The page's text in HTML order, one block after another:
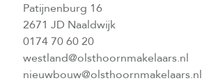
Patijnenburg 16
2671 JD Naaldwijk
0174 70 60 20
westland@olsthoornmakelaars.nl
nieuwbouw@olsthoornmakelaars.nl